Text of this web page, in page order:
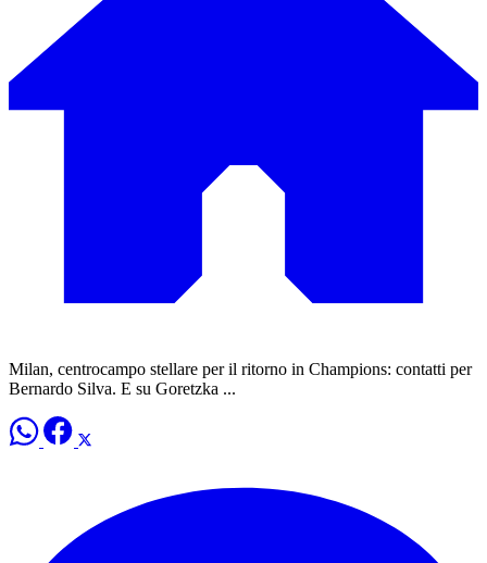
Milan, centrocampo stellare per il ritorno in Champions: contatti per
Bernardo Silva. E su Goretzka ...